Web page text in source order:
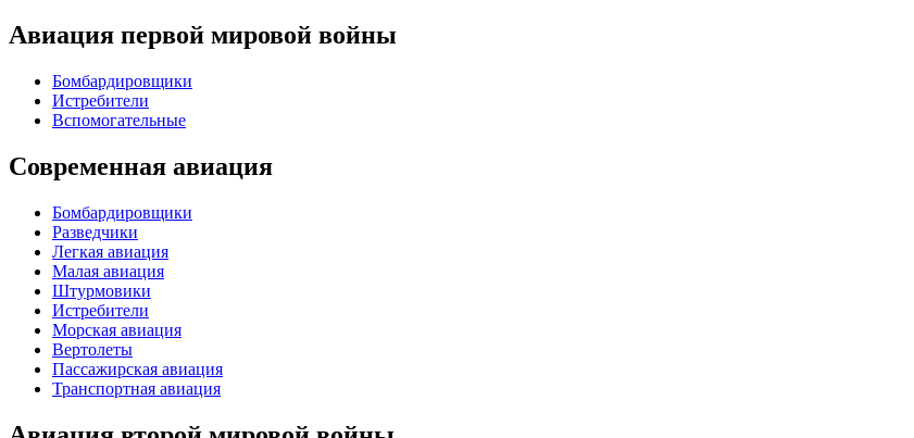
Авиация первой мировой войны
Бомбардировщики
Истребители
Вспомогательные
Современная авиация
Бомбардировщики
Разведчики
Легкая авиация
Малая авиация
Штурмовики
Истребители
Морская авиация
Вертолеты
Пассажирская авиация
Транспортная авиация